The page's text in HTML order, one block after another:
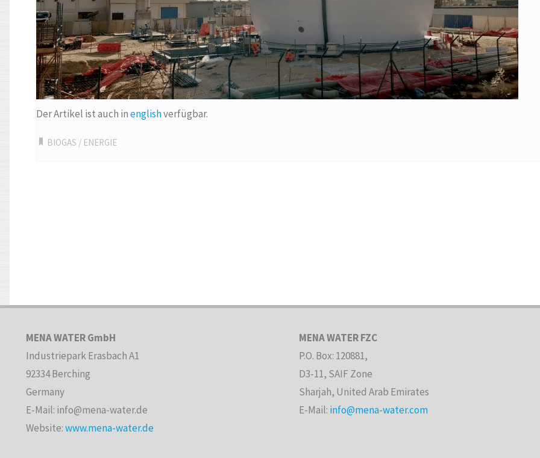
Der Artikel ist auch inenglishverfügbar.
BIOGAS / ENERGIE
MENA WATER GmbH
Industriepark Erasbach A1
92334 Berching
Germany
E-Mail: info@mena-water.de
Website:www.mena-water.de
MENA WATER FZC
P.O. Box: 120881,
D3-11, SAIF Zone
Sharjah, United Arab Emirates
E-Mail: info@mena-water.com